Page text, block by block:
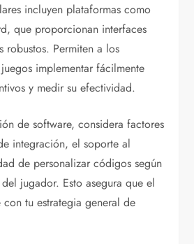
incluyen plataformas como
que proporcionan interfaces
robustos. Permiten a los
implementar fácilmente
y medir su efectividad.
de software, considera factores
integración, el soporte al
de personalizar códigos según
jugador. Esto asegura que el
tu estrategia general de